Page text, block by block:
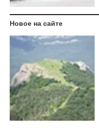
Новое на сайте